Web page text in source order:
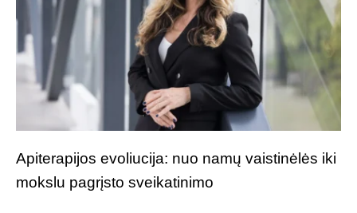
Apiterapijos evoliucija: nuo namų vaistinėlės iki
mokslu pagrįsto sveikatinimo